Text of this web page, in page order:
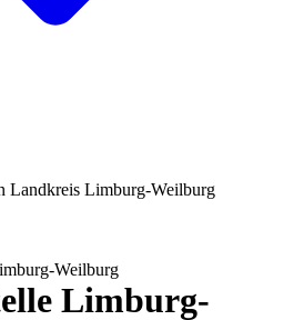
Landkreis Limburg-Weilburg
Weilburg
Limburg-